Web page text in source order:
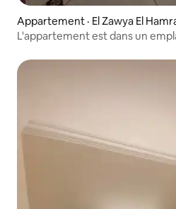
Appartement · El Zawya El
L'appartement est dans un